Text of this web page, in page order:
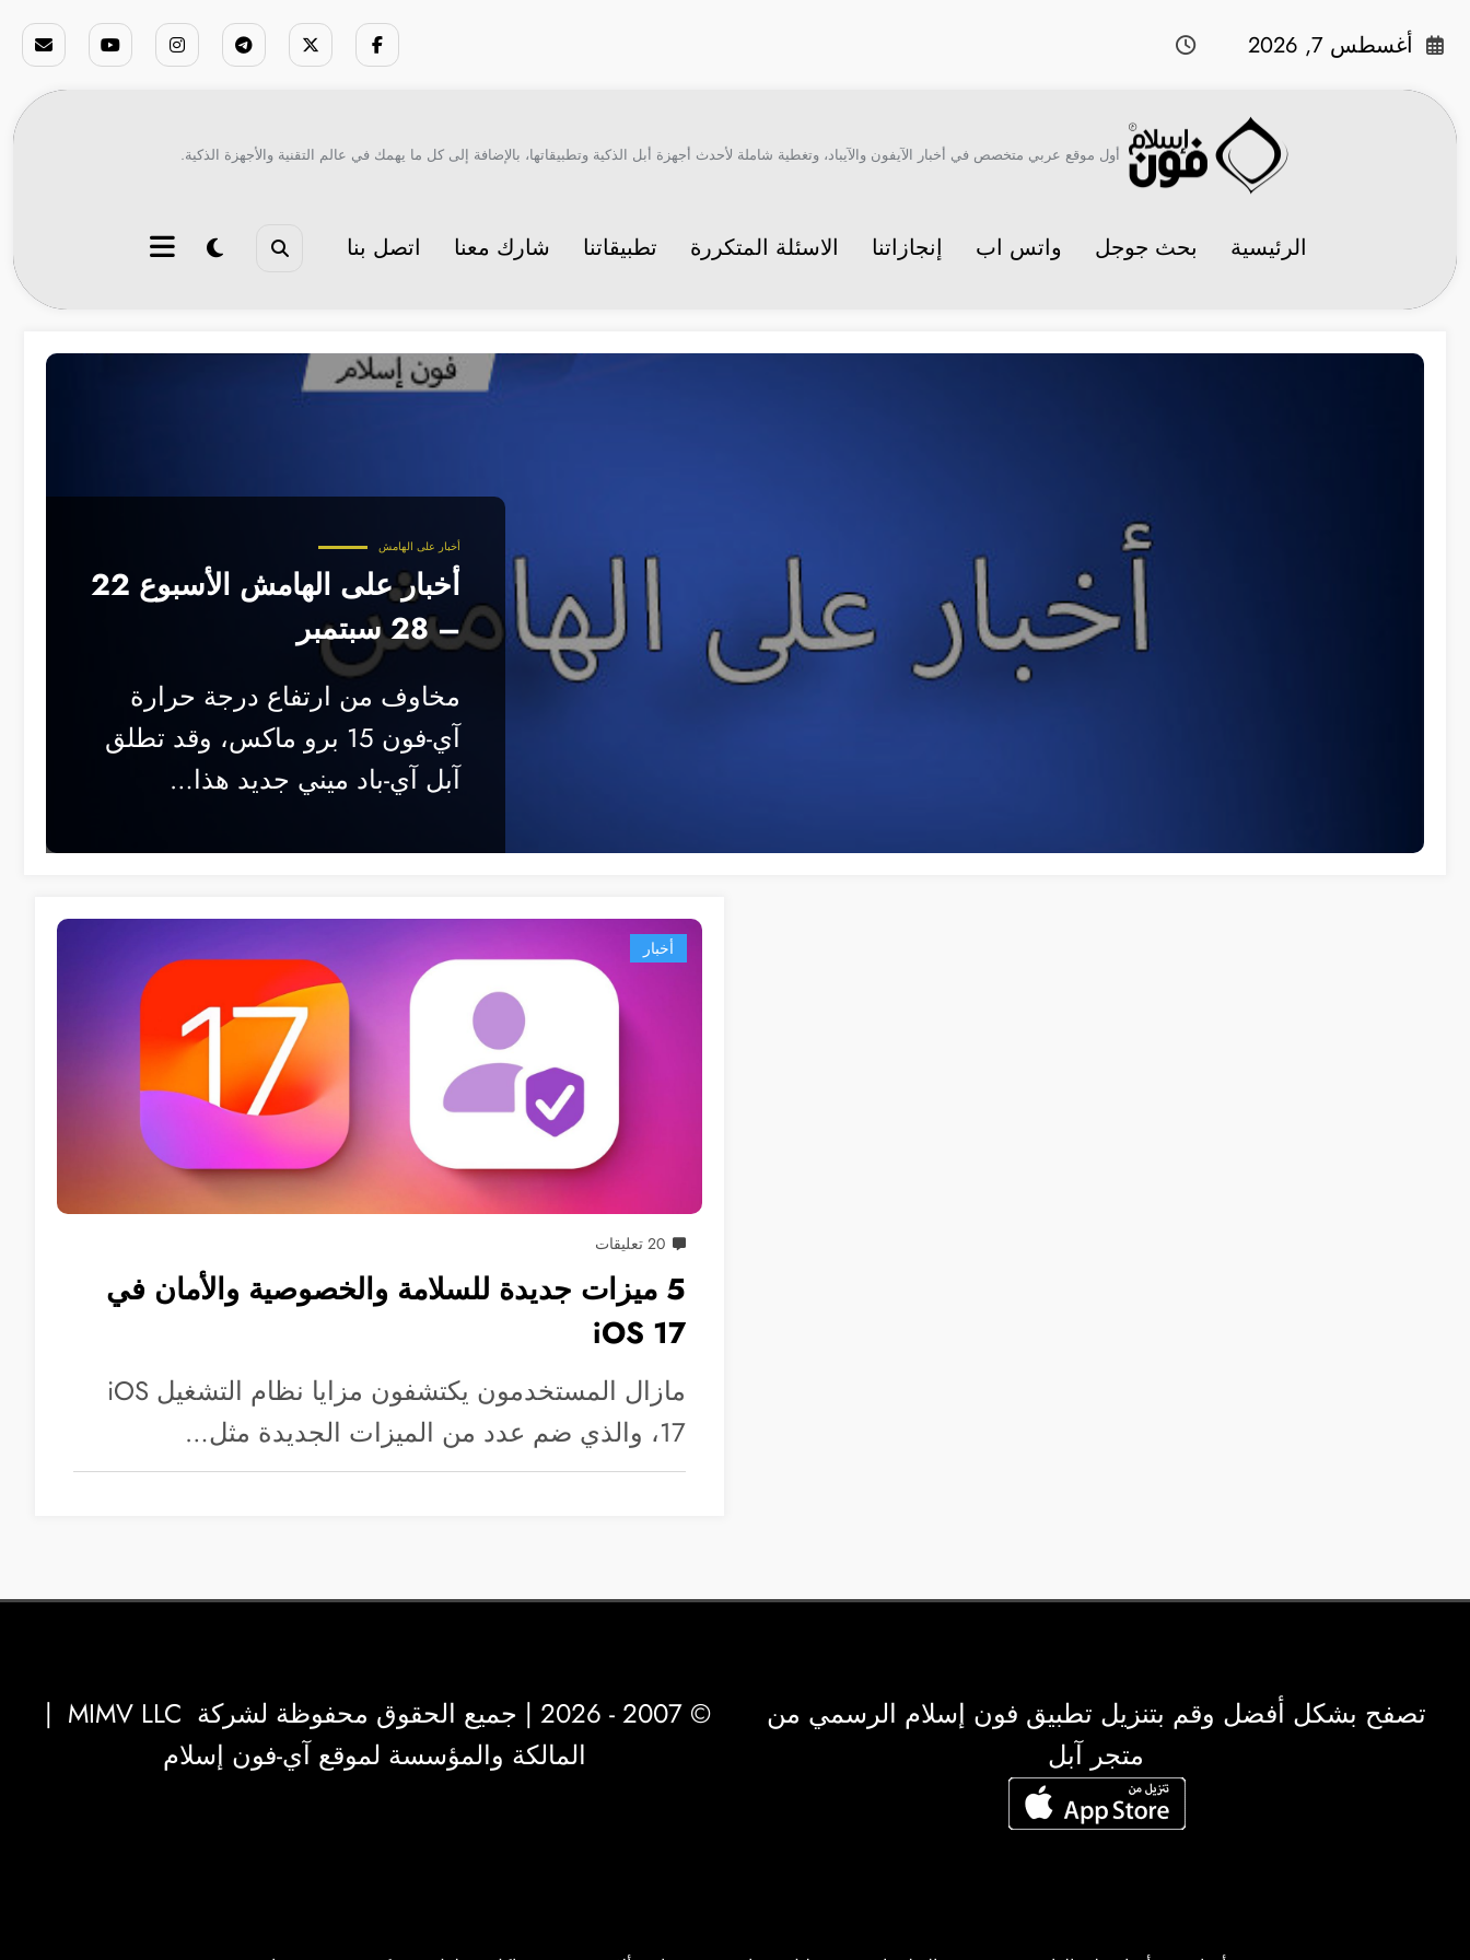
أغسطس 7, 2026
أول موقع عربي متخصص في أخبار الآيفون والآيباد، وتغطية شاملة لأحدث أجهزة أبل الذكية وتطبيقاتها، بالإضافة إلى كل ما يهمك في عالم التقنية والأجهزة الذكية.
الرئيسية بحث جوجل واتس اب إنجازاتنا الاسئلة المتكررة تطبيقاتنا شارك معنا اتصل بنا
أخبار على الهامش
أخبار على الهامش الأسبوع 22
– 28 سبتمبر
مخاوف من ارتفاع درجة حرارة
آي-فون 15 برو ماكس، وقد تطلق
آبل آي-باد ميني جديد هذا…
أخبار
20 تعليقات
5 ميزات جديدة للسلامة والخصوصية والأمان في
iOS 17
مازال المستخدمون يكتشفون مزايا نظام التشغيل iOS
17، والذي ضم عدد من الميزات الجديدة مثل…
تصفح بشكل أفضل وقم بتنزيل تطبيق فون إسلام الرسمي من
متجر آبل
© 2007 - 2026 | جميع الحقوق محفوظة لشركة MIMV LLC
|
المالكة والمؤسسة لموقع آي-فون إسلام